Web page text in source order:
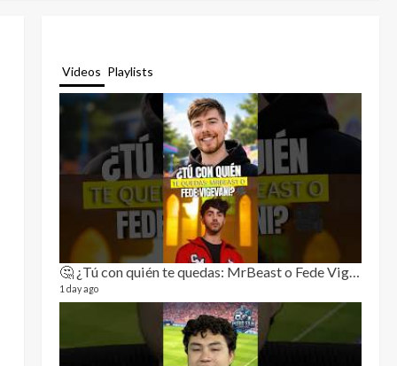
Videos Playlists
🤔 ¿Tú con quién te quedas: MrBeast o Fede Vigevani?🎥🔥
1 day ago
3